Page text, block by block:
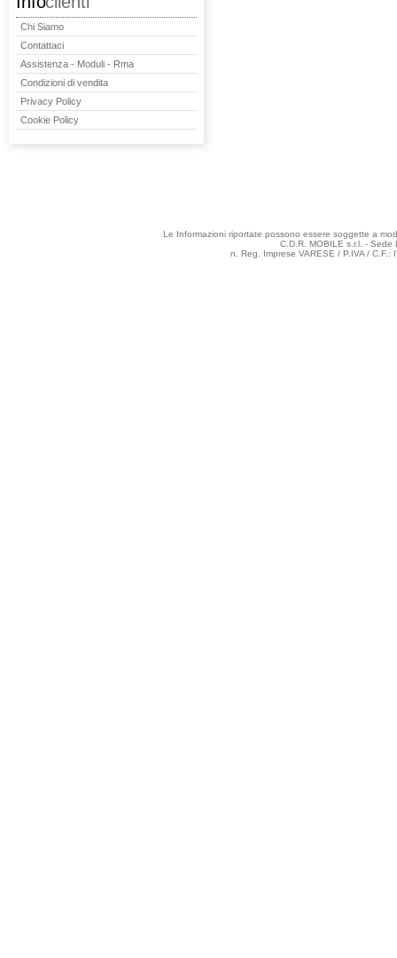
Chi Siamo
Contattaci
Assistenza - Moduli - Rma
Condizioni di vendita
Privacy Policy
Cookie Policy
Le Informazioni riportate possono essere soggette a
C.D.R. MOBILE s.r.l. -
n. Reg. Imprese VARESE / P.IVA /